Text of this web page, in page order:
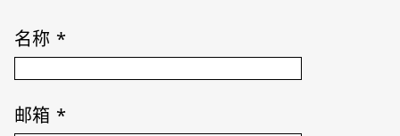
名称 *
邮箱 *